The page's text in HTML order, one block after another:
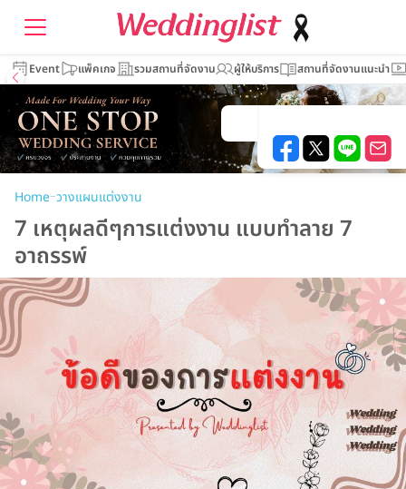
Event แพ็คเกจ รวมสถานที่จัดงาน ผู้ให้บริการ สถานที่จัดงานแนะนำ
Home–วางแผนแต่งงาน
7 เหตุผลดีๆการแต่งงาน แบบทำลาย 7
อาถรรพ์